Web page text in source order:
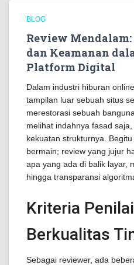
BLOG
Review
dan Keamanan
Platform Digital
Dalam industri hiburan
tampilan luar sebuah situs
merestorasi sebuah
melihat indahnya fasad
kekuatan strukturnya.
bermain; review yang jujur
apa yang ada di balik layar,
hingga transparansi
Kriteria
Berkualitas
Sebagai reviewer, ada